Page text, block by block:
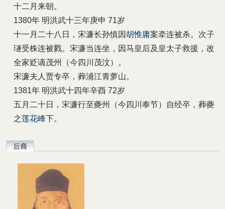
十二月来朝。
1380年 明洪武十三年庚申 71岁
十一月二十八日，宋濂长孙慎因胡惟庸案牵连被杀。次子
璲受株连被戮。宋濂当连坐，因马皇后及皇太子救援，改
全家贬谪茂州（今四川茂汶）。
宋濂夫人贾专卒，葬浦江青萝山。
1381年 明洪武十四年辛酉 72岁
五月二十日，宋濂行至夔州（今四川奉节）自经卒，葬夔
之莲花峰 下。
后裔